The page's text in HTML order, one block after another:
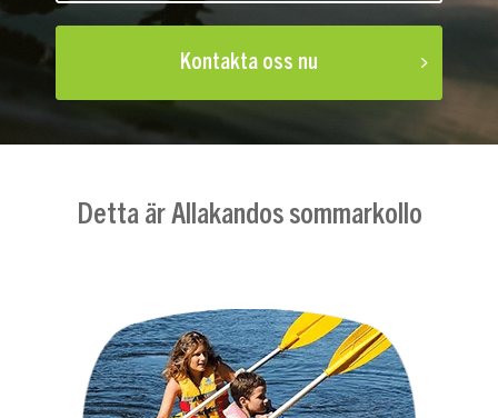
Kontakta oss nu
Detta är Allakandos sommarkollo